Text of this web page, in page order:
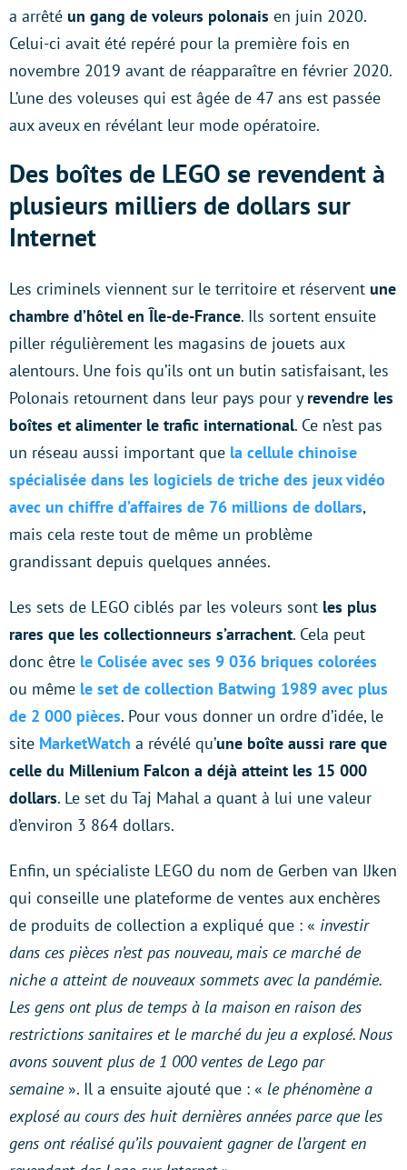
a arrêté un gang de voleurs polonais en juin 2020.
Celui-ci avait été repéré pour la première fois en
novembre 2019 avant de réapparaître en février 2020.
L’une des voleuses qui est âgée de 47 ans est passée
aux aveux en révélant leur mode opératoire.
Des boîtes de LEGO se revendent à
plusieurs milliers de dollars sur
Internet
Les criminels viennent sur le territoire et réservent une
chambre d’hôtel en Île-de-France. Ils sortent ensuite
piller régulièrement les magasins de jouets aux
alentours. Une fois qu’ils ont un butin satisfaisant, les
Polonais retournent dans leur pays pour y revendre les
boîtes et alimenter le trafic international. Ce n’est pas
un réseau aussi important que la cellule chinoise
spécialisée dans les logiciels de triche des jeux vidéo
avec un chiffre d’affaires de 76 millions de dollars,
mais cela reste tout de même un problème
grandissant depuis quelques années.
Les sets de LEGO ciblés par les voleurs sont les plus
rares que les collectionneurs s’arrachent. Cela peut
donc être le Colisée avec ses 9 036 briques colorées
ou même le set de collection Batwing 1989 avec plus
de 2 000 pièces. Pour vous donner un ordre d’idée, le
site MarketWatch a révélé qu’une boîte aussi rare que
celle du Millenium Falcon a déjà atteint les 15 000
dollars. Le set du Taj Mahal a quant à lui une valeur
d’environ 3 864 dollars.
Enfin, un spécialiste LEGO du nom de Gerben van IJken
qui conseille une plateforme de ventes aux enchères
de produits de collection a expliqué que : « investir
dans ces pièces n’est pas nouveau, mais ce marché de
niche a atteint de nouveaux sommets avec la pandémie.
Les gens ont plus de temps à la maison en raison des
restrictions sanitaires et le marché du jeu a explosé. Nous
avons souvent plus de 1 000 ventes de Lego par
semaine ». Il a ensuite ajouté que : « le phénomène a
explosé au cours des huit dernières années parce que les
gens ont réalisé qu’ils pouvaient gagner de l’argent en